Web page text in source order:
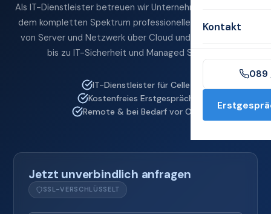
Kontakt
089
Als IT-Dienstleister betreuen wir Unternehmen in Celle mit
dem kompletten Spektrum professioneller IT-Services —
von Server und Netzwerk über Cloud und Microsoft 365
bis zu IT-Sicherheit und Managed Services.
IT-Dienstleister für Celle
Kostenfreies Erstgespräch
Remote & bei Bedarf vor Ort
Jetzt unverbindlich anfragen
SSL-VERSCHLÜSSELT